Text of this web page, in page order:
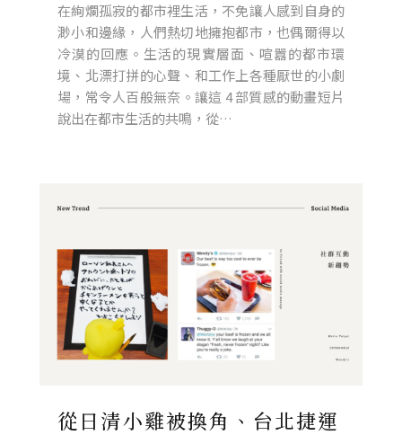
在絢爛孤寂的都市裡生活，不免讓人感到自身的
渺小和邊緣，人們熱切地擁抱都市，也偶爾得以
冷漠的回應。生活的現實層面、喧囂的都市環
境、北漂打拼的心聲、和工作上各種厭世的小劇
場，常令人百般無奈。讓這 4 部質感的動畫短片
說出在都市生活的共鳴，從…
從日清小雞被換角、台北捷運